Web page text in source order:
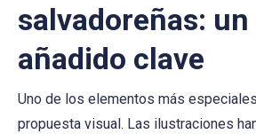
salvadoreñas:
añadido clave
Uno de los elementos más
propuesta visual. Las ilustraciones